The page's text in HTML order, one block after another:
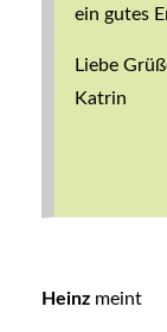
ein gutes
Liebe
Katrin
Heinz meint